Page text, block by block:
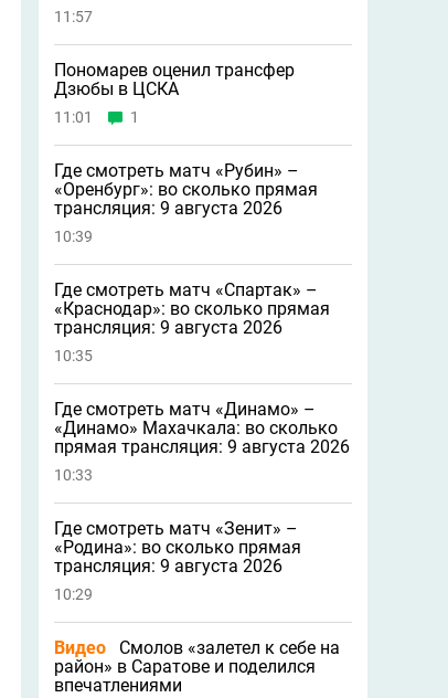
11:57
Пономарев оценил трансфер
Дзюбы в ЦСКА
11:01 1
Где смотреть матч «Рубин» –
«Оренбург»: во сколько прямая
трансляция: 9 августа 2026
10:39
Где смотреть матч «Спартак» –
«Краснодар»: во сколько прямая
трансляция: 9 августа 2026
10:35
Где смотреть матч «Динамо» –
«Динамо» Махачкала: во сколько
прямая трансляция: 9 августа 2026
10:33
Где смотреть матч «Зенит» –
«Родина»: во сколько прямая
трансляция: 9 августа 2026
10:29
Видео
Смолов «залетел к себе на
район» в Саратове и поделился
впечатлениями